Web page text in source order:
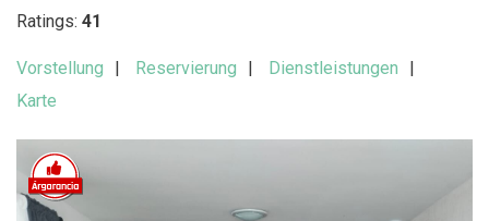
Ratings: 41
Vorstellung Reservierung
Dienstleistungen
Karte